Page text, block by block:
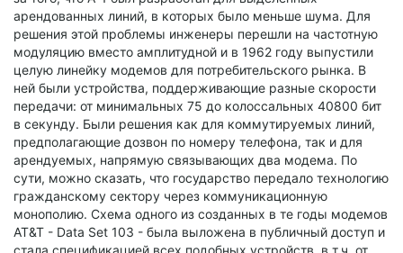
арендованных линий, в которых было меньше шума. Для
решения этой проблемы инженеры перешли на частотную
модуляцию вместо амплитудной и в 1962 году выпустили
целую линейку модемов для потребительского рынка. В
ней были устройства, поддерживающие разные скорости
передачи: от минимальных 75 до колоссальных 40800 бит
в секунду. Были решения как для коммутируемых линий,
предполагающие дозвон по номеру телефона, так и для
арендуемых, напрямую связывающих два модема. По
сути, можно сказать, что государство передало технологию
гражданскому сектору через коммуникационную
монополию. Схема одного из созданных в те годы модемов
AT&T - Data Set 103 - была выложена в публичный доступ и
стала спецификацией всех подобных устройств, в т.ч. от